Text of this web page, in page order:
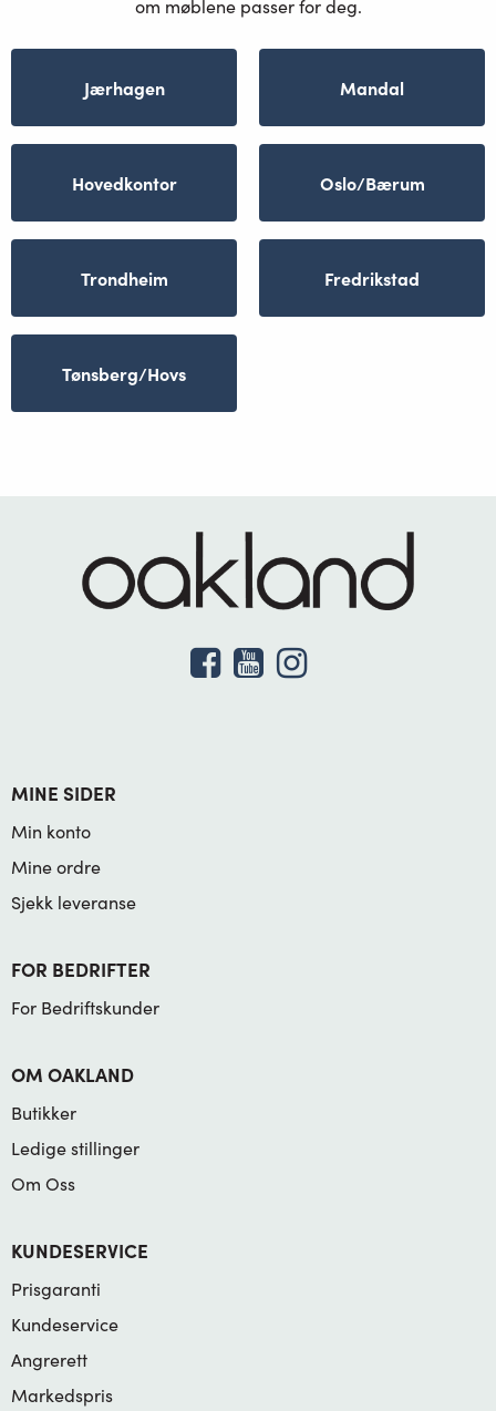
om møblene passer for deg.
Jærhagen Mandal
Hovedkontor Oslo/Bærum
Trondheim Fredrikstad
Tønsberg/Hovs
MINE SIDER
Min konto
Mine ordre
Sjekk leveranse
FOR BEDRIFTER
For Bedriftskunder
OM OAKLAND
Butikker
Ledige stillinger
Om Oss
KUNDESERVICE
Prisgaranti
Kundeservice
Angrerett
Markedspris